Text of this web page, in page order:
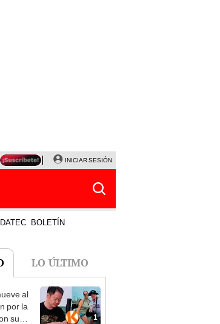
DÓLAR CORTE DE LUZ VIERNES 7 DE AGOSTO
INICIAR SESIÓN
DATEC BOLETÍN
LO ÚLTIMO
1
al
por la
su